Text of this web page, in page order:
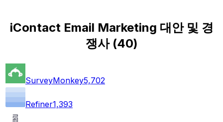
iContact Email Marketing 대안 및 경
쟁사(40)
SurveyMonkey5,702
Refiner1,393